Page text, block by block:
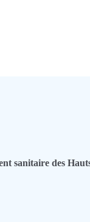
sanitaire des